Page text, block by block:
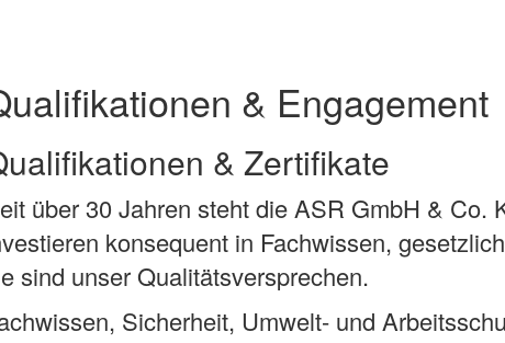
& Engagement
& Zertifikate
über 30 Jahren steht die ASR GmbH &
konsequent in Fachwissen,
sind unser Qualitätsversprechen.
Sicherheit, Umwelt- und